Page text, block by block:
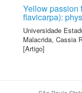
Yellow passion
flavicarpa):
Universidade
Malacrida, Cassia
[Artigo]